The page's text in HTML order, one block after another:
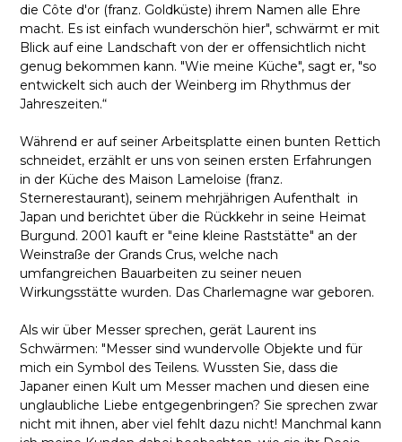
die Côte d'or (franz. Goldküste) ihrem Namen alle Ehre
macht. Es ist einfach wunderschön hier", schwärmt er mit
Blick auf eine Landschaft von der er offensichtlich nicht
genug bekommen kann. "Wie meine Küche", sagt er, "so
entwickelt sich auch der Weinberg im Rhythmus der
Jahreszeiten.“
Während er auf seiner Arbeitsplatte einen bunten Rettich
schneidet, erzählt er uns von seinen ersten Erfahrungen
in der Küche des Maison Lameloise (franz.
Sternerestaurant), seinem mehrjährigen Aufenthalt in
Japan und berichtet über die Rückkehr in seine Heimat
Burgund. 2001 kauft er "eine kleine Raststätte" an der
Weinstraße der Grands Crus, welche nach
umfangreichen Bauarbeiten zu seiner neuen
Wirkungsstätte wurden. Das Charlemagne war geboren.
Als wir über Messer sprechen, gerät Laurent ins
Schwärmen: "Messer sind wundervolle Objekte und für
mich ein Symbol des Teilens. Wussten Sie, dass die
Japaner einen Kult um Messer machen und diesen eine
unglaubliche Liebe entgegenbringen? Sie sprechen zwar
nicht mit ihnen, aber viel fehlt dazu nicht! Manchmal kann